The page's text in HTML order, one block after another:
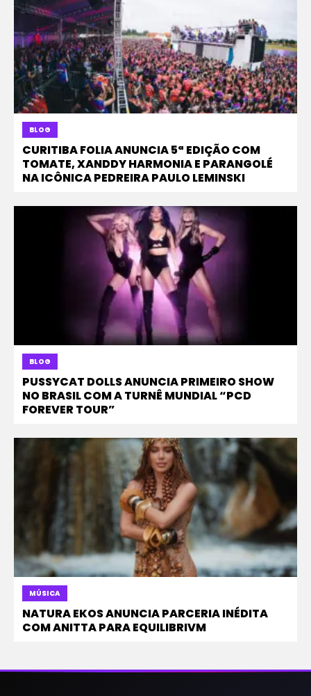
BLOG
CURITIBA FOLIA ANUNCIA 5ª EDIÇÃO COM
TOMATE, XANDDY HARMONIA E PARANGOLÉ
NA ICÔNICA PEDREIRA PAULO LEMINSKI
BLOG
PUSSYCAT DOLLS ANUNCIA PRIMEIRO SHOW
NO BRASIL COM A TURNÊ MUNDIAL “PCD
FOREVER TOUR”
MÚSICA
NATURA EKOS ANUNCIA PARCERIA INÉDITA
COM ANITTA PARA EQUILIBRIVM